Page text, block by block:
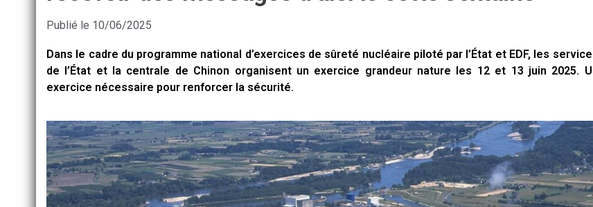
Publié le 10/06/2025
Dans le cadre du programme national d’exercices de sûreté nucléaire piloté par l’État et EDF, les
de l’État et la centrale de Chinon organisent un exercice grandeur nature les 12 et 13 juin 2025.
exercice nécessaire pour renforcer la sécurité.